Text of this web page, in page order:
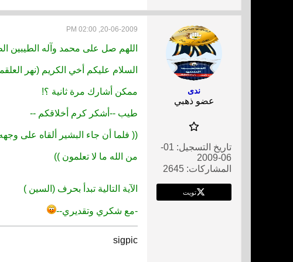
ندى
عضو ذهبي
تاريخ التسجيل:
01-
06-2009
المشاركات: 2645
تويت
20-06-2009, 02:00 PM
اللهم صل على محمد وآله الطيبين
السلام عليكم أخي الكريم (نهر
ممكن أشارك مرة ثانية ؟!
طيب --أشكر كرم أخلاقكم --
(( فلما أن جاء البشير ألقاه على
من الله ما لا تعلمون ))
الآية التالية تبدأ بحرف (السين )
-مع شكري وتقديري--
sigpic